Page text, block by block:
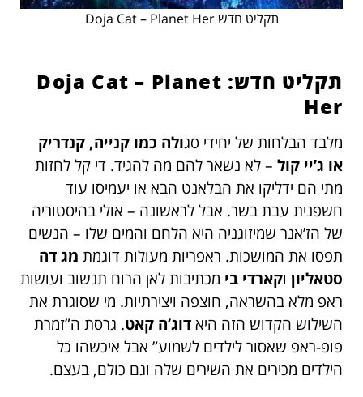
תקליט חדש Doja Cat – Planet Her
תקליט חדש: Doja Cat – Planet
Her​
מלבד הבלחות של יחידי סגולה כמו קנייה, קנדריק
או ג’יי קול – לא נשאר להם מה להגיד. די קל לחזות
מתי הם ידליקו את הבלאנט הבא או יעמיסו עוד
חשפנית עבת בשר. אבל לראשונה – אולי בהיסטוריה
של הז’אנר שמיזוגניה היא הלחם והמים שלו – הנשים
תפסו את המושכות. ראפריות מעולות דוגמת מג דה
סטאליון וקארדי בי מכתיבות לאן הרוח תנשוב ועושות
ראפ מלא בהשראה, חוצפה ויצירתיות. מי שסוגרת את
השילוש הקדוש הזה היאדוג’ה קאט. גרסת ה”זמרת
פופ-ראפ שאסור לילדים לשמוע” אבל איכשהו כל
הילדים מכירים את השירים שלה וגם כולם, בעצם.